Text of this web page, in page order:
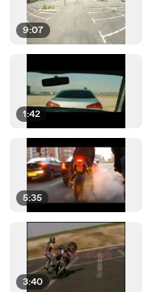
9:07
1:42
5:35
3:40